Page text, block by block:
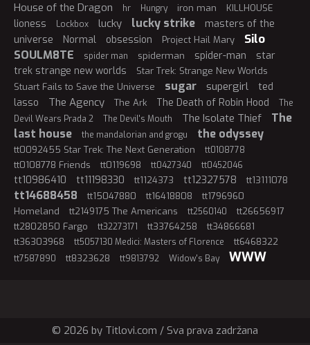
House of the Dragon hr Hungry iron man KILLHOUSE
lioness Lockbox lucky lucky strike
masters of the
universe
Normal obsession Project Hail Mary Silo
SOULM8TE spider man spiderman spider-man
star
trek strange new worlds
Star Trek: Strange New Worlds
Stuart Fails to Save the Universe
sugar supergirl
ted
lasso
The Agency The Ark The Death of Robin Hood
The
Devil Wears Prada 2
The Devil's Mouth The Isolate Thief
The
last house
the mandalorian and grogu the odyssey
tt0092455 Star Trek: The Next Generation tt0108778
tt0108778 Friends tt0119698 tt0427340 tt0452046
tt10986410 tt11198330 tt1124373 tt12327578 tt13111078
tt14688458 tt15047880 tt16418808
tt1796960
Homeland
tt2149175 The Americans tt2560140
tt26656917
tt2802850 Fargo
tt32273171 tt33764258
tt34866681
tt36303968
tt5057130 Medici: Masters of Florence tt6468322
tt7587890 tt8323628 tt9813792 Widow's Bay WWW
© 2026 by Titlovi.com / Sva prava zadržana